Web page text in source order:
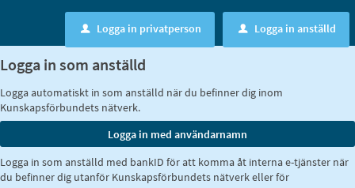
u Logga in privatperson u Logga in anställd
Logga in som anställd
Logga automatiskt in som anställd när du befinner dig inom
Kunskapsförbundets nätverk.
Logga in som anställd med bankID för att komma åt interna e-tjänster när
du befinner dig utanför Kunskapsförbundets nätverk eller för